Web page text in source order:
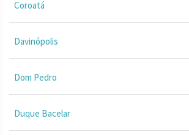
Coroatá
Davinópolis
Dom Pedro
Duque Bacelar